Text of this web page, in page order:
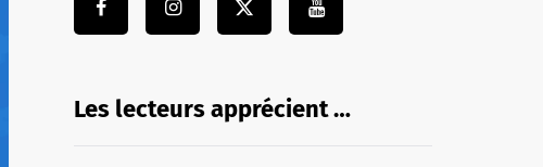
Les lecteurs apprécient …